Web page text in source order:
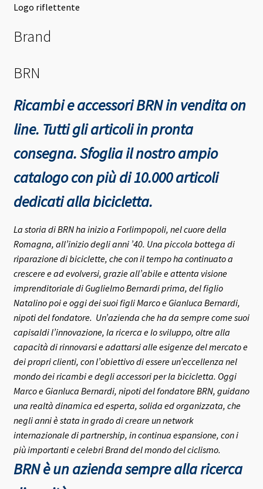
Logo riflettente
Brand
BRN
Ricambi e accessori BRN in vendita on
line. Tutti gli articoli in pronta
consegna.Sfoglia il nostro ampio
catalogo con più di 10.000 articoli
dedicati alla bicicletta.
La storia di BRN ha inizio a Forlimpopoli, nel cuore della
Romagna, all’inizio degli anni ’40. Una piccola bottega di
riparazione di biciclette, che con il tempo ha continuato a
crescere e ad evolversi, grazie all’abile e attenta visione
imprenditoriale di Guglielmo Bernardi prima, del figlio
Natalino poi e oggi dei suoi figli Marco e Gianluca Bernardi,
nipoti del fondatore. Un’azienda che ha da sempre come suoi
capisaldi l’innovazione, la ricerca e lo sviluppo, oltre alla
capacità di rinnovarsi e adattarsi alle esigenze del mercato e
dei propri clienti, con l’obiettivo di essere un’eccellenza nel
mondo dei ricambi e degli accessori per la bicicletta. Oggi
Marco e Gianluca Bernardi, nipoti del fondatore BRN, guidano
una realtà dinamica ed esperta, solida ed organizzata, che
negli anni è stata in grado di creare un network
internazionale di partnership, in continua espansione, con i
più importanti e celebri Brand del mondo del ciclismo.
BRN è un azienda sempre alla ricerca